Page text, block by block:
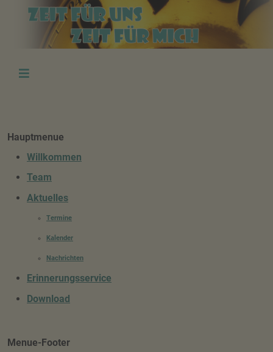
Hauptmenue
Willkommen
Team
Aktuelles
Termine
Kalender
Nachrichten
Erinnerungsservice
Download
Menue-Footer